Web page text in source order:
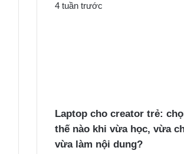
4 tuần trước
Laptop cho creator trẻ:
thế nào khi vừa học, vừa
vừa làm nội dung?